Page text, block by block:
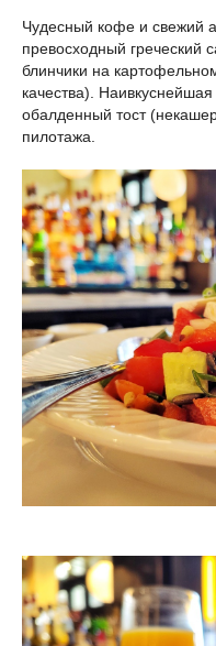
Чудесный кофе и свежий
превосходный греческий
блинчики на
качества).
обалденный тост
пилотажа.